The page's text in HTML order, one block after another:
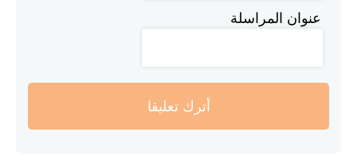
عنوان المراسلة
أترك تعليقا